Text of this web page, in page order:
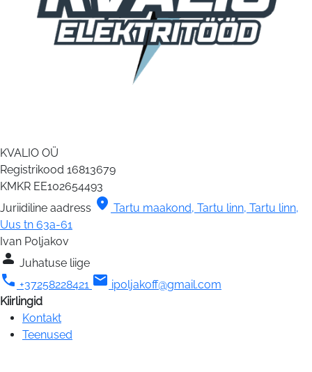
KVALIO OÜ
Registrikood 16813679
KMKR EE102654493
Juriidiline aadress location_on Tartu maakond, Tartu linn, Tartu linn,
Uus tn 63a-61
Ivan Poljakov
person Juhatuse liige
call +37258228421 mail ipoljakoff@gmail.com
Kiirlingid
Kontakt
Teenused